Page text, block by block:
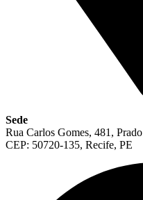
Sede
Rua Carlos Gomes, 481, Prado
CEP: 50720-135, Recife, PE